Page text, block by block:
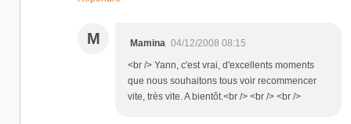
M Mamina 04/12/2008 08:15
<br /> Yann, c'est vrai, d'excellents moments
que nous souhaitons tous voir recommencer
vite, très vite. A bientôt.<br /> <br /> <br />